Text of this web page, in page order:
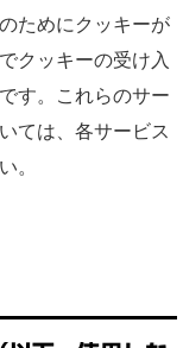
ためにクッキーが
クッキーの受け入
す。これらのサー
ては、各サービス
。